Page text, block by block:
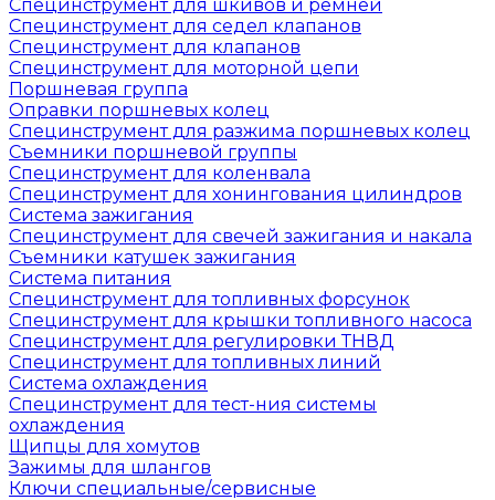
Специнструмент для шкивов и ремней
Специнструмент для седел клапанов
Специнструмент для клапанов
Специнструмент для моторной цепи
Поршневая группа
Оправки поршневых колец
Специнструмент для разжима поршневых колец
Съемники поршневой группы
Специнструмент для коленвала
Специнструмент для хонингования цилиндров
Система зажигания
Специнструмент для свечей зажигания и накала
Съемники катушек зажигания
Система питания
Специнструмент для топливных форсунок
Специнструмент для крышки топливного насоса
Специнструмент для регулировки ТНВД
Специнструмент для топливных линий
Система охлаждения
Специнструмент для тест-ния системы
охлаждения
Щипцы для хомутов
Зажимы для шлангов
Ключи специальные/сервисные